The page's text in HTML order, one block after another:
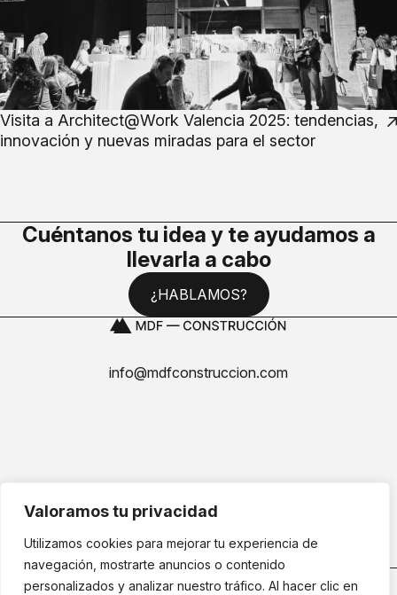
Valoramos tu privacidad
Utilizamos cookies para mejorar tu experiencia de
navegación, mostrarte anuncios o contenido
personalizados y analizar nuestro tráfico. Al hacer clic en
Visita a Architect@Work Valencia 2025: tendencias,
innovación y nuevas miradas para el sector
Cuéntanos tu idea y te ayudamos a
llevarla a cabo
¿HABLAMOS?
info@mdfconstruccion.com
Política de Privacidad
MDF CONSTRUCCIÓN© Copyright 2026 | Todos los derechos